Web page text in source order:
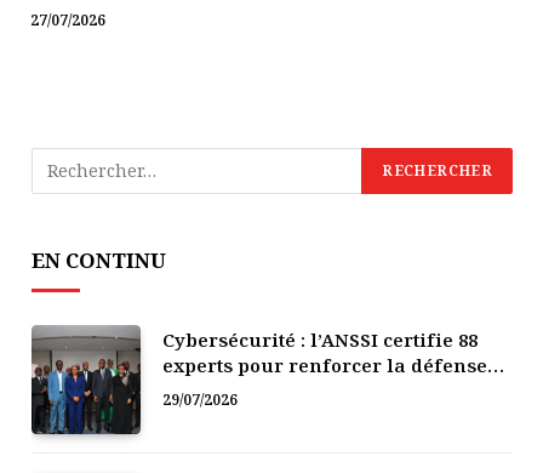
27/07/2026
EN CONTINU
Cybersécurité : l’ANSSI certifie 88
experts pour renforcer la défense
numérique de la Côte d’Ivoire
29/07/2026